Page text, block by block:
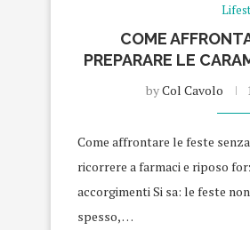
COME
PREPARARE LE
byCol Cavolo
Come affrontare le feste
ricorrere a farmaci e riposo
accorgimenti Si sa: le feste
spesso, …